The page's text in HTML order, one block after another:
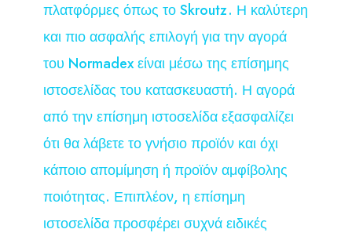
πλατφόρμες όπως το Skroutz. Η καλύτερη
και πιο ασφαλής επιλογή για την αγορά
του Normadex είναι μέσω της επίσημης
ιστοσελίδας του κατασκευαστή. Η αγορά
από την επίσημη ιστοσελίδα εξασφαλίζει
ότι θα λάβετε το γνήσιο προϊόν και όχι
κάποιο απομίμηση ή προϊόν αμφίβολης
ποιότητας. Επιπλέον, η επίσημη
ιστοσελίδα προσφέρει συχνά ειδικές